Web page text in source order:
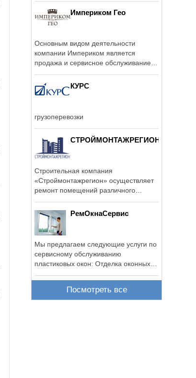
Империком Гео
Основным видом деятельности
компании Империком является
продажа и сервисное обслуживание
КУРС
грузоперевозки
СТРОЙМОНТАЖРЕГИОН
Строительная компания
«Строймонтажрегион» осуществляет
ремонт помещений различного
РемОкнаСервис
Мы предлагаем следующие услуги по
сервисному обслуживанию
пластиковых окон: Отделка оконных
Посмотреть все